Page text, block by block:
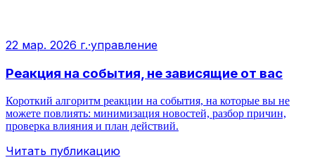
22 мар. 2026 г.·управление
Реакция на события, не зависящие от вас
Короткий алгоритм реакции на события, на которые вы не
можете повлиять: минимизация новостей, разбор причин,
проверка влияния и план действий.
Читать публикацию